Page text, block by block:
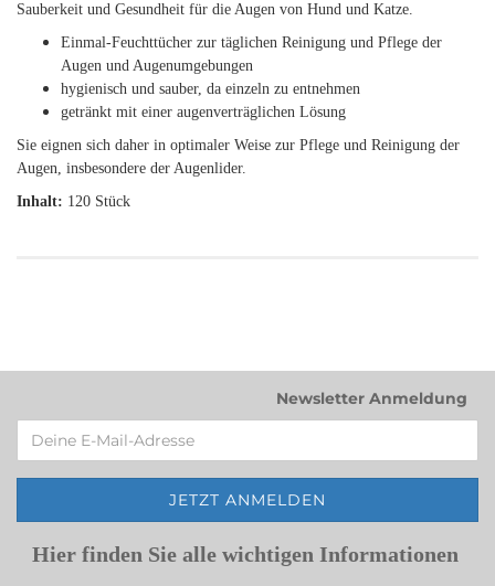
Sauberkeit und Gesundheit für die Augen von Hund und Katze.
Einmal-Feuchttücher zur täglichen Reinigung und Pflege der
Augen und Augenumgebungen
hygienisch und sauber, da einzeln zu entnehmen
getränkt mit einer augenverträglichen Lösung
Sie eignen sich daher in optimaler Weise zur Pflege und Reinigung der
Augen, insbesondere der Augenlider.
Inhalt: 120 Stück
Newsletter Anmeldung
Hier finden Sie alle wichtigen Informationen